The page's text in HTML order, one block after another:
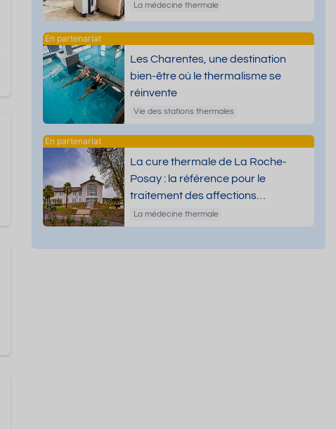
La médecine thermale
Les Charentes, une destination
bien-être où le thermalisme se
réinvente
Vie des stations thermales
La cure thermale de La Roche-
Posay : la référence pour le
traitement des affections
dermatologiques
La médecine thermale